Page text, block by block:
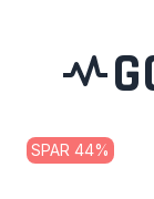
SPAR 44%